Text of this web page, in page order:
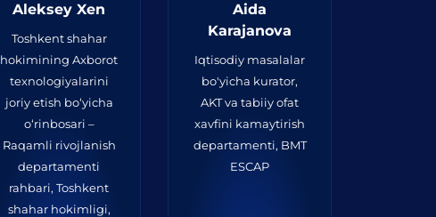
Aleksey Xen
Toshkent shahar
hokimining Axborot
texnologiyalarini
joriy etish bo‘yicha
o‘rinbosari –
Raqamli rivojlanish
departamenti
rahbari, Toshkent
shahar hokimligi,
Aida
Karajanova
Iqtisodiy masalalar
bo'yicha kurator,
AKT va tabiiy ofat
xavfini kamaytirish
departamenti, BMT
ESCAP